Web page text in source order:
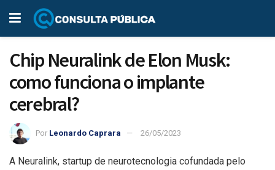
Chip Neuralink de Elon Musk:
como funciona o implante
cerebral?
Por Leonardo Caprara 26/05/2023
A Neuralink, startup de neurotecnologia cofundada pelo